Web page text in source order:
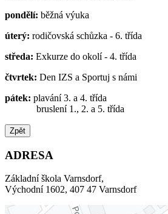
pondělí: běžná výuka
úterý: rodičovská schůzka - 6. třída
středa: Exkurze do okolí - 4. třída
čtvrtek: Den IZS a Sportuj s námi
pátek: plavání 3. a 4. třída
bruslení 1., 2. a 5. třída
Zpět
ADRESA
Základní škola Varnsdorf,
Východní 1602, 407 47 Varnsdorf